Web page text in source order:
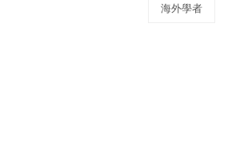
海外學者